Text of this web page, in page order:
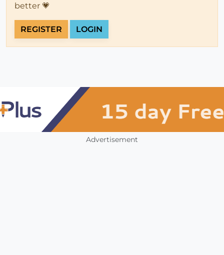
better 💗
REGISTER LOGIN
Advertisement